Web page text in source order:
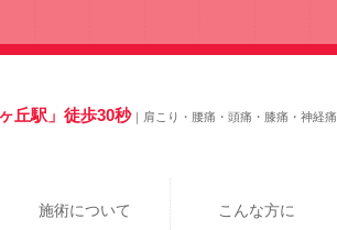
ヶ丘駅」徒歩30秒｜肩こり・腰痛・頭痛・膝痛・神経痛
施術について こんな方に